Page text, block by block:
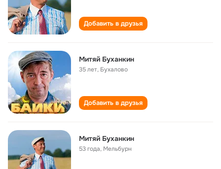
Добавить в друзья
Митяй Буханкин
35 лет, Бухалово
Добавить в друзья
Митяй Буханкин
53 года, Мельбурн